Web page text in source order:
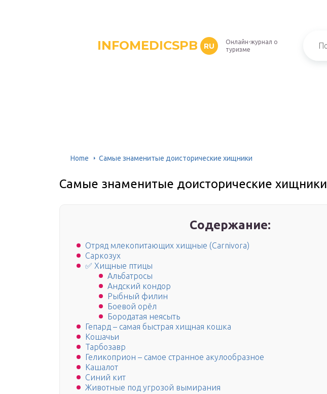
INFOMEDICSPB RU
Онлайн-журнал о
туризме
Home Самые знаменитые доисторические хищники
Самые знаменитые доисторические хищники
Содержание:
Отряд млекопитающих хищные (Carnivora)
Саркозух
✅ Хищные птицы
Альбатросы
Андский кондор
Рыбный филин
Боевой орёл
Бородатая неясыть
Гепард – самая быстрая хищная кошка
Кошачьи
Тарбозавр
Геликоприон – самое странное акулообразное
Кашалот
Синий кит
Животные под угрозой вымирания